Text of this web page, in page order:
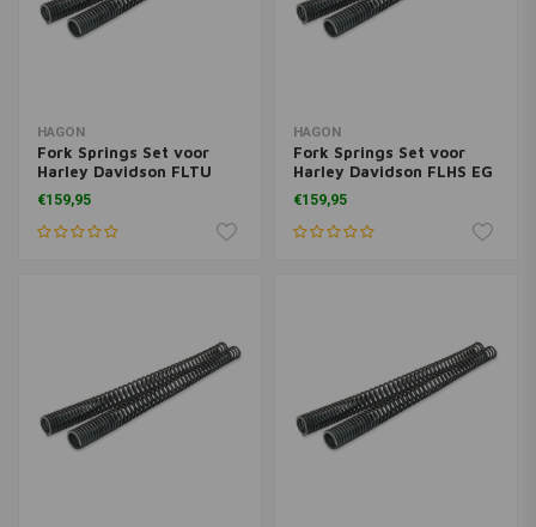
HAGON
Fork Springs Set voor
Harley Davidson FLTU
Ultra Cl. Tour Glide
1984>
€159,95
HAGON
Fork Springs Set voor
Harley Davidson FLHS EG
Sport 1984> 94
€159,95